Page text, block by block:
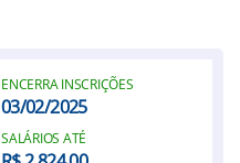
ENCERRA INSCRIÇÕES
03/02/2025
SALÁRIOS ATÉ